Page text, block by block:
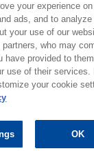
方針
INC. ALL RIGHTS
your experience
ads, and to
your use of our
who may
have provided to
use of their
your cookie
OK